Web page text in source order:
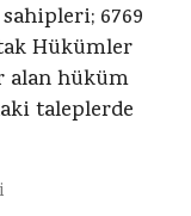
6769
Hükümler
alan hüküm
taleplerde